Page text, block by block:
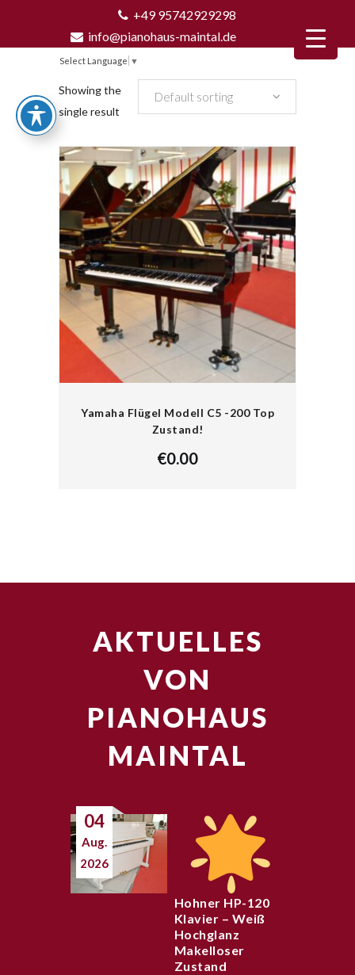
+49 95742929298
info@pianohaus-maintal.de
Select Language ▼
Showing the
single result
Default sorting
Yamaha Flügel Modell C5 -200 Top
Zustand!
€0.00
AKTUELLES
VON
PIANOHAUS
MAINTAL
04
Aug.
2026
Hohner HP-120
Klavier – Weiß
Hochglanz
Makelloser
Zustand